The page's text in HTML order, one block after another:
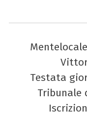
Testata
Tribunale